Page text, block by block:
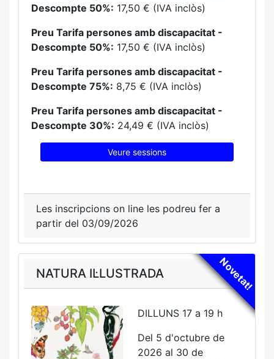
Descompte 50%: 17,50 € (IVA inclòs)
Preu Tarifa persones amb discapacitat -
Descompte 50%: 17,50 € (IVA inclòs)
Preu Tarifa persones amb discapacitat -
Descompte 75%: 8,75 € (IVA inclòs)
Preu Tarifa persones amb discapacitat -
Descompte 30%: 24,49 € (IVA inclòs)
Veure sessions
Les inscripcions on line les podreu fer a
partir del 03/09/2026
Novetat!
NATURA IL·LUSTRADA
DILLUNS 17 a 19 h
Del 5 d'octubre de
2026 al 30 de